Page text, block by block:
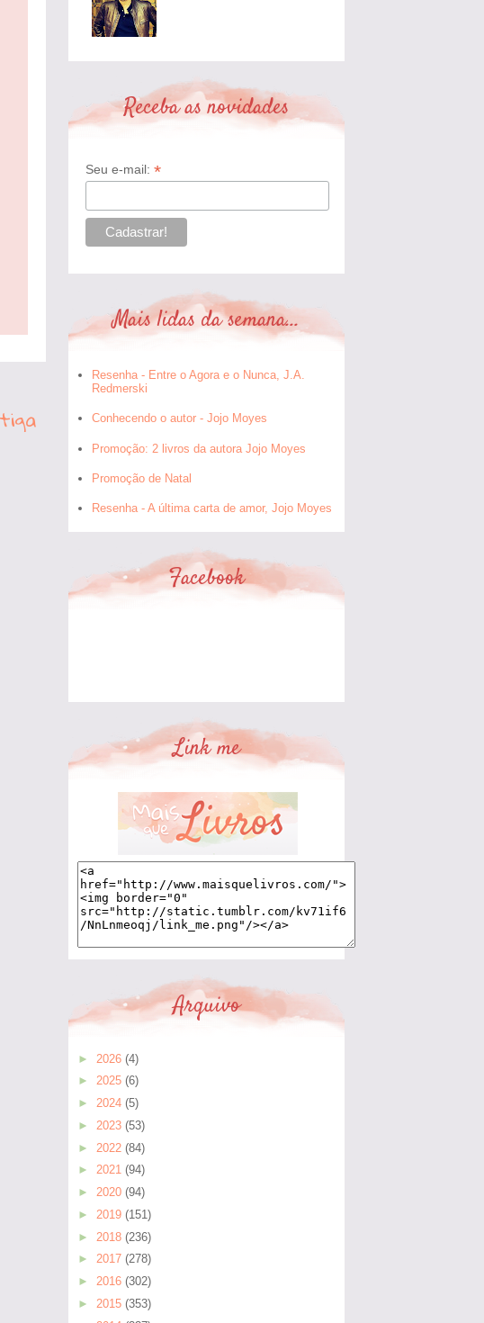
Receba as novidades
Seu e-mail: *
Mais lidas da semana...
Resenha - Entre o Agora e o Nunca, J.A.
Redmerski
Conhecendo o autor - Jojo Moyes
Promoção: 2 livros da autora Jojo Moyes
Promoção de Natal
Resenha - A última carta de amor, Jojo Moyes
Facebook
Link me
Arquivo
► 2026 (4)
► 2025 (6)
► 2024 (5)
► 2023 (53)
► 2022 (84)
► 2021 (94)
► 2020 (94)
► 2019 (151)
► 2018 (236)
► 2017 (278)
► 2016 (302)
► 2015 (353)